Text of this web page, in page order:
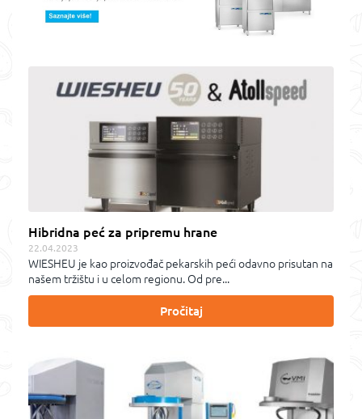
Hibridna peć za pripremu hrane
22.04.2023
WIESHEU je kao proizvođač pekarskih peći odavno prisutan na
našem tržištu i u celom regionu. Od pre...
Pročitaj